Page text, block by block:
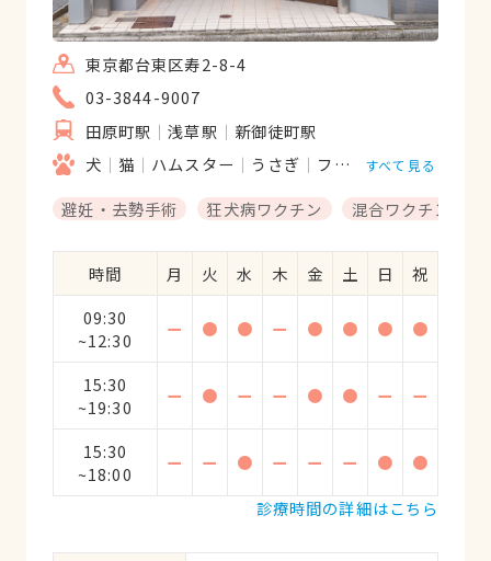
東京都台東区寿2-8-4
03-3844-9007
田原町駅
浅草駅
新御徒町駅
犬
猫 ハムスター うさぎ フェレット ハリネズ
すべて見る
避妊・去勢手術 狂犬病ワクチン 混合ワクチン
時間 月 火 水 木 金 土 日
祝
09:30
~12:30
ー ● ● ー ● ● ● ●
15:30
~19:30
ー ● ー ー ● ● ー ー
15:30
~18:00
ー ー ● ー ー ー ●
●
診療時間の詳細はこちら